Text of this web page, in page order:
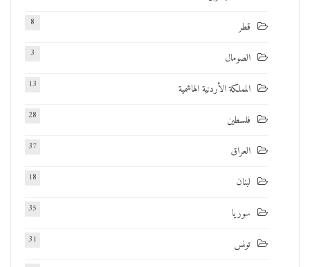
قطر 8
الصومال 3
المملكة الأردنية الهاشمية 13
فلسطين 28
العراق 37
لبنان 18
سوريا 35
تونس 31